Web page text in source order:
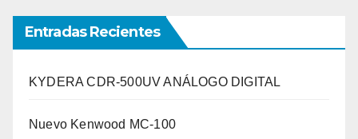
Entradas Recientes
KYDERA CDR-500UV ANÁLOGO DIGITAL
Nuevo Kenwood MC-100